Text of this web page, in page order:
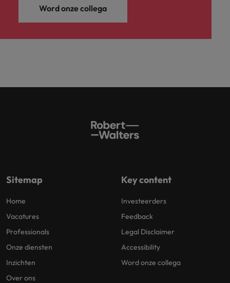
Word onze collega
Sitemap
Home
Vacatures
Professionals
Onze diensten
Inzichten
Over ons
Key content
Investeerders
Feedback
Legal Disclaimer
Accessibility
Word onze collega